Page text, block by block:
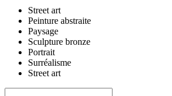
Street art
Peinture abstraite
Paysage
Sculpture bronze
Portrait
Surréalisme
Street art